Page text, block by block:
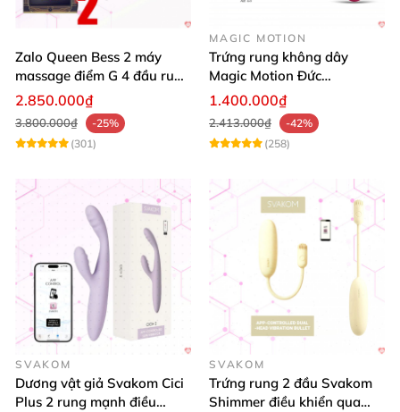
Zalo Queen Bess 2 máy
massage điểm G 4 đầu rung
toả nhiệt cao cấp
2.850.000₫
3.800.000₫
-25%
(301)
MAGIC MOTION
Trứng rung không dây
Magic Motion Đức
Bluetooth cao cấp kích thích
1.400.000₫
2.413.000₫
-42%
(258)
SVAKOM
Dương vật giả Svakom Cici
Plus 2 rung mạnh điều
SVAKOM
Trứng rung 2 đầu Svakom
Shimmer điều khiển qua